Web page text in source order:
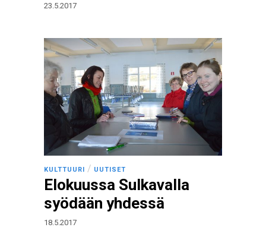
23.5.2017
KULTTUURI / UUTISET
Elokuussa Sulkavalla
syödään yhdessä
18.5.2017